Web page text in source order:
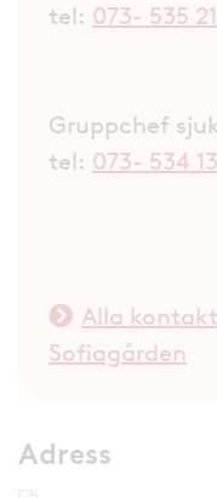
tel: 073- 535
Gruppchef
tel: 073- 534
Alla
Sofiagården
Adress